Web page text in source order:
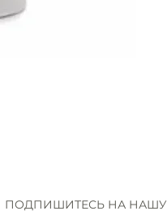
ПОДПИШИТЕСЬ НА НАШУ